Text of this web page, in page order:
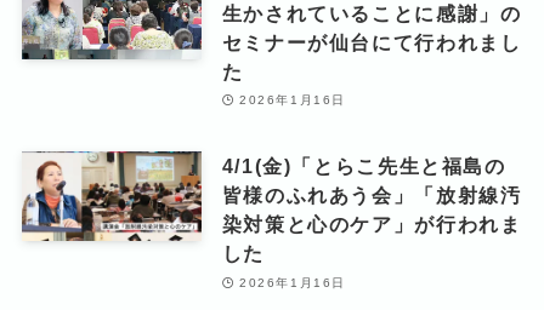
生かされていることに感謝」の
セミナーが仙台にて行われまし
た
2026年1月16日
4/1(金)「とらこ先生と福島の
皆様のふれあう会」「放射線汚
染対策と心のケア」が行われま
した
2026年1月16日